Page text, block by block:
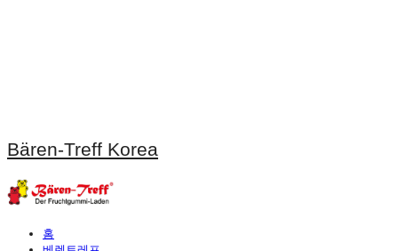
Bären-Treff Korea
홈